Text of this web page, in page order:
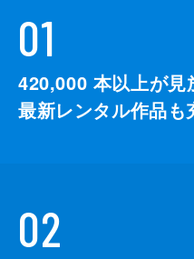
01
420,000 本以上が見
最新レンタル作品も
02